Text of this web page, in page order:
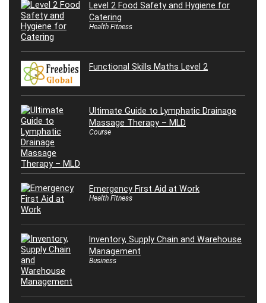
Level 2 Food Safety and Hygiene for
Catering
Health Fitness
Functional Skills Maths Level 2
Ultimate Guide to Lymphatic Drainage
Massage Therapy – MLD
Course
Emergency First Aid at Work
Health Fitness
Inventory, Supply Chain and Warehouse
Management
Business